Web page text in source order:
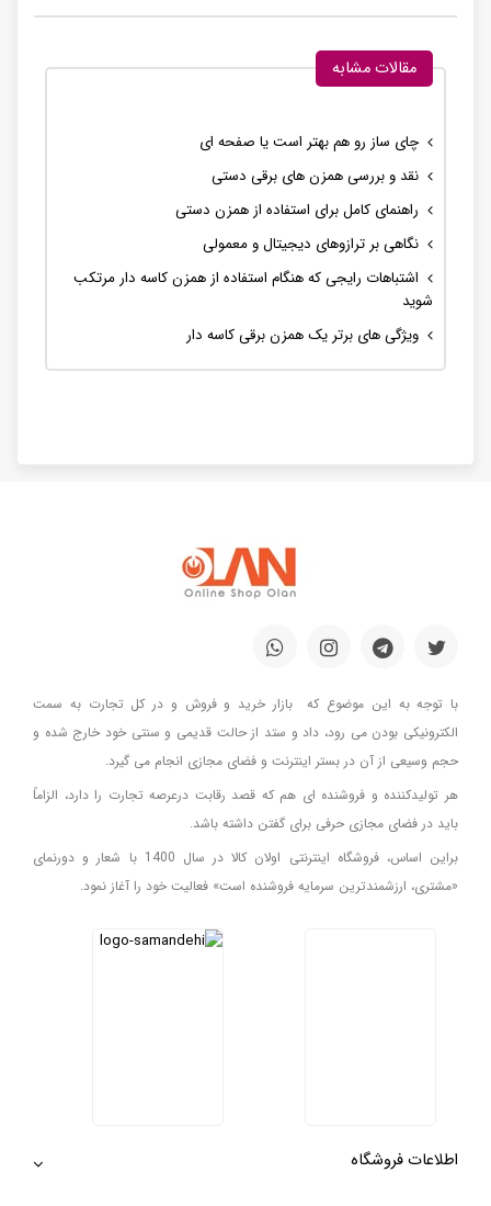
مقالات مشابه
چای ساز رو هم بهتر است یا صفحه ای
نقد و بررسی همزن های برقی دستی
راهنمای کامل برای استفاده از همزن دستی
نگاهی بر ترازوهای دیجیتال و معمولی
اشتباهات رایجی که هنگام استفاده از همزن کاسه دار مرتکب
شوید
ویژگی های برتر یک همزن برقی کاسه دار
با توجه به این موضوع که بازار خرید و فروش و در کل تجارت به سمت
الکترونیکی بودن می رود، داد و ستد از حالت قدیمی و سنتی خود خارج شده و
حجم وسیعی از آن در بستر اینترنت و فضای مجازی انجام می گیرد.
هر تولیدکننده و فروشنده ای هم که قصد رقابت درعرصه تجارت را دارد، الزاماً
باید در فضای مجازی حرفی برای گفتن داشته باشد.
براین اساس، فروشگاه اینترنتی اولان کالا در سال 1400 با شعار و دورنمای
«مشتری، ارزشمندترین سرمایه فروشنده است» فعالیت خود را آغاز نمود.
اطلاعات فروشگاه